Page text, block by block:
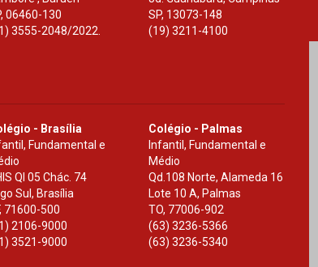
, 06460-130
3555-2048/2022.
SP, 13073-148
(19) 3211-4100
- Brasília
Fundamental e
Ql 05 Chác. 74
Sul, Brasília
71600-500
2106-9000
3521-9000
Colégio - Palmas
Infantil, Fundamental e
Médio
Qd.108 Norte, Alameda 16
Lote 10 A, Palmas
TO, 77006-902
(63) 3236-5366
(63) 3236-5340